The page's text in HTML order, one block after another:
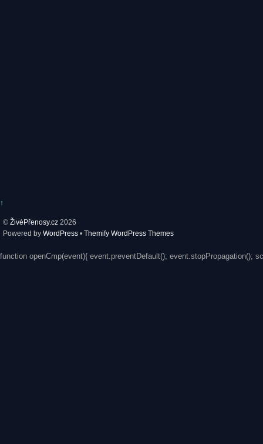
↑
© ŽivéPřenosy.cz 2026
Powered by WordPress • Themify WordPress Themes
function openCmp(event){ event.preventDefault(); event.stopPropagation();